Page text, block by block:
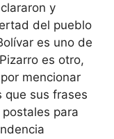
y
del pueblo
es uno de
es otro,
mencionar
que sus frases
para